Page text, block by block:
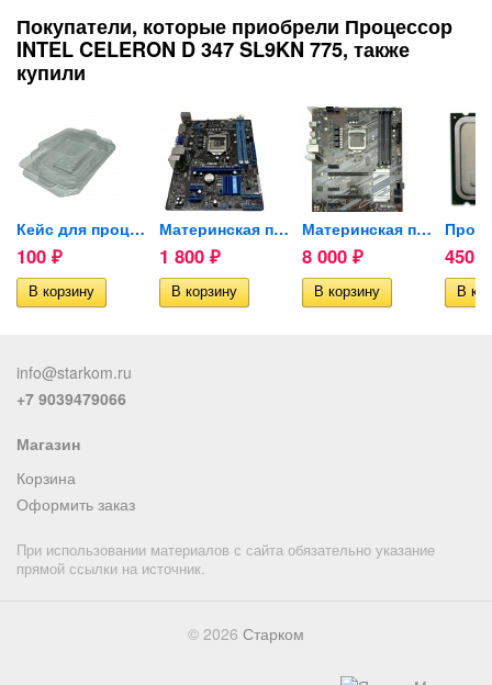
Покупатели, которые приобрели Процессор
INTEL CELERON D 347 SL9KN 775, также
купили
Кейс для процессора AMD/INTEL
100 ₽
Материнская плата ASUS...
1 800 ₽
Материнская плата GIGABYTE...
8 000 ₽ 450
info@starkom.ru
+7 9039479066
Магазин
Корзина
Оформить заказ
При использовании материалов с сайта обязательно указание
прямой ссылки на источник.
© 2026 Старком